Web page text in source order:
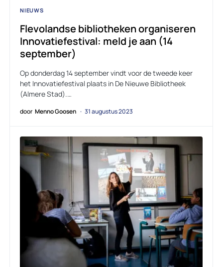
NIEUWS
Flevolandse bibliotheken organiseren
Innovatiefestival: meld je aan (14
september)
Op donderdag 14 september vindt voor de tweede keer
het Innovatiefestival plaats in De Nieuwe Bibliotheek
(Almere Stad).…
door Menno Goosen 31 augustus 2023